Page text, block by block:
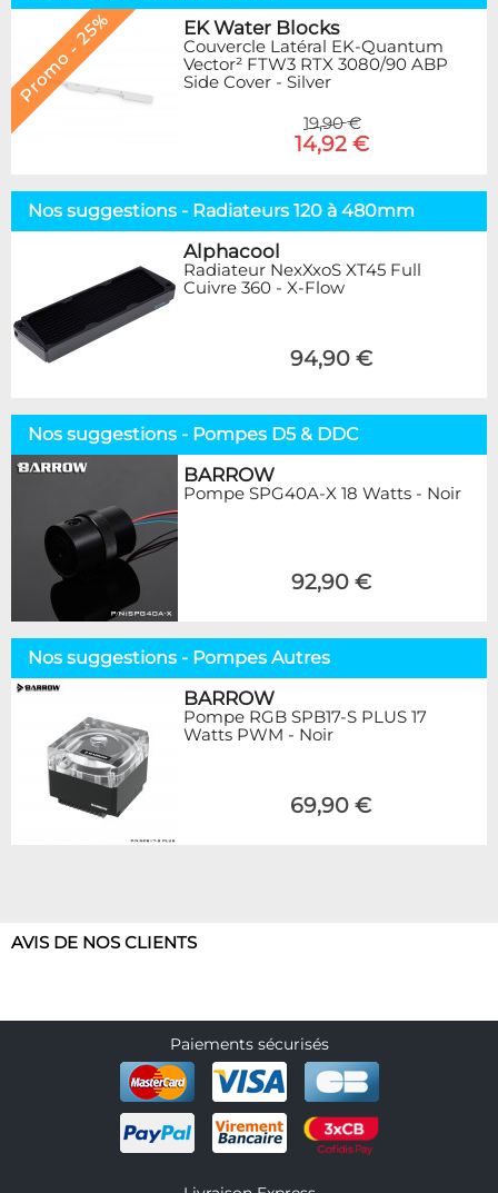
Promo - 25% EK Water Blocks
Couvercle Latéral EK-Quantum
Vector² FTW3 RTX 3080/90 ABP
Side Cover - Silver
19,90 €
14,92 €
Nos suggestions - Radiateurs 120 à 480mm
Alphacool
Radiateur NexXxoS XT45 Full
Cuivre 360 - X-Flow
94,90 €
Nos suggestions - Pompes D5 & DDC
BARROW
Pompe SPG40A-X 18 Watts - Noir
92,90 €
Nos suggestions - Pompes Autres
BARROW
Pompe RGB SPB17-S PLUS 17
Watts PWM - Noir
69,90 €
AVIS DE NOS CLIENTS
Paiements sécurisés